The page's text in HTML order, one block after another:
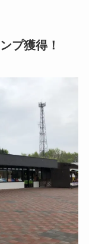
プ獲得！